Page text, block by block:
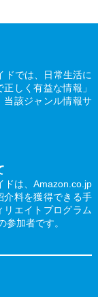
ドでは、日常生活に
しく有益な情報」
当該ジャンル情報サ
ドは、Amazon.co.jp
介料を獲得できる手
リエイトプログラム
加者です。